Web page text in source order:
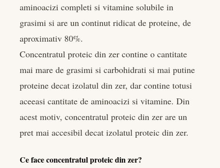
aminoacizi completi si vitamine solubile in
grasimi si are un continut ridicat de proteine, de
aproximativ 80%.
Concentratul proteic din zer contine o cantitate
mai mare de grasimi si carbohidrati si mai putine
proteine decat izolatul din zer, dar contine totusi
aceeasi cantitate de aminoacizi si vitamine. Din
acest motiv, concentratul proteic din zer are un
pret mai accesibil decat izolatul proteic din zer.
Ce face concentratul proteic din zer?